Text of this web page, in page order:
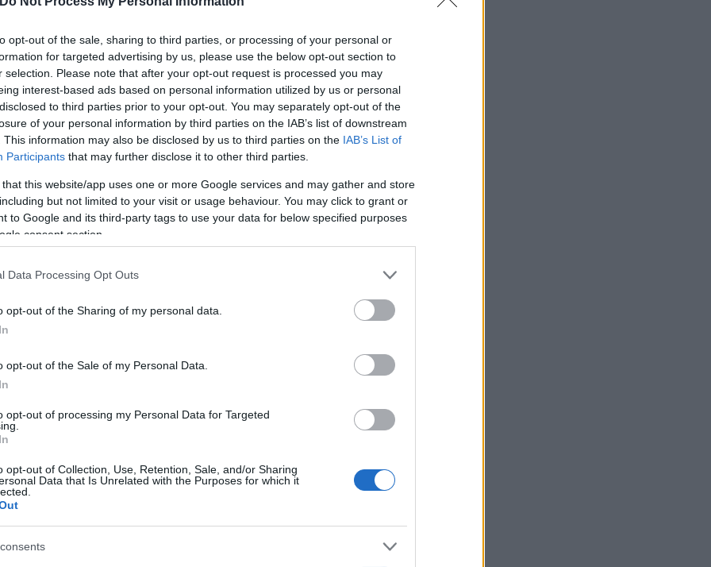
opt-out of the sale, sharing to third parties, or processing of your personal or
for targeted advertising by us, please use the below opt-out section to
selection. Please note that after your opt-out request is processed you may
interest-based ads based on personal information utilized by us or personal
to third parties prior to your opt-out. You may separately opt-out of the
of your personal information by third parties on the IAB’s list of downstream
This information may also be disclosed by us to third parties on the IAB’s List of
Participants that may further disclose it to other third parties.
that this website/app uses one or more Google services and may gather and store
but not limited to your visit or usage behaviour. You may click to grant or
to Google and its third-party tags to use your data for below specified purposes
consent section.
Data Processing Opt Outs
opt-out of the Sharing of my personal data.
opt-out of the Sale of my Personal Data.
opt-out of processing my Personal Data for Targeted
opt-out of Collection, Use, Retention, Sale, and/or Sharing
Data that Is Unrelated with the Purposes for which it
είναι θεμέλιο οικονομικής και αναπτυξιακής πολιτικής».
για περαιτέρω αντιμετώπιση της φοροδιαφυγής που
που θα επιστρέψει είτε με μειώσεις φόρων, είτε με
Μητσοτάκης στο νομοσχέδιο για τη λειτουργία της
διεύρυνση των οφειλών που μπορούν να ρυθμιστούν.
πραγματική οικονομία, οι αριθμοί εημερούν αλλά πολλοί
παρατήρησε.
η ορθή προετοιμασία και το χρονοδιάγραμμα υλοποίησης
που αφορούν όλους τους πολίτες και έχουν ισχυρό